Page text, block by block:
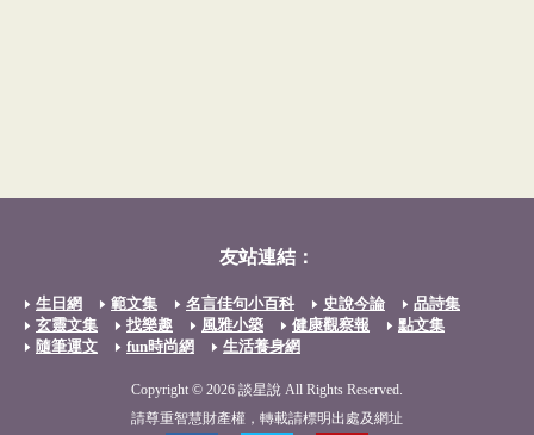
友站連結：
生日網 範文集 名言佳句小百科 史說今論
品詩集
玄靈文集
找樂趣 風雅小築 健康觀察報
點文集
隨筆運文
fun時尚網 生活養身網
Copyright © 2026 談星說 All Rights Reserved.
請尊重智慧財產權，轉載請標明出處及網址